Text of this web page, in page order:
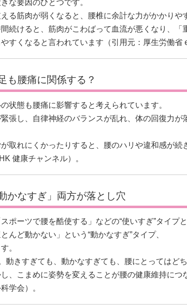
きな要因のひとつです。
る筋肉が弱くなると、腰椎に余計な力がかかりや
続けると、筋肉がこわばって血流が悪くなり、「
すくなると言われています（引用元： 厚生労働省
も腰痛に関係する？
状態も腰痛に影響すると考えられています。
張し、自律神経のバランスが乱れ、体の回復力が
取れにくかったりすると、腰のハリや違和感が続
健康チャンネル）。
かなすぎ」両方が落とし穴
ポーツで腰を酷使する」などの“使いすぎ”タイプと
んど動かない」という“動かなすぎ”タイプ、
。
動きすぎても、動かなすぎても、腰にとってはどち
、こまめに姿勢を変えることが腰の健康維持につ
学会）。